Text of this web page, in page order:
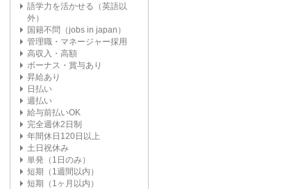
語学力を活かせる（英語以
外）
国籍不問（jobs in japan）
管理職・マネージャー採用
高収入・高額
ボーナス・賞与あり
昇給あり
日払い
週払い
給与前払いOK
完全週休2日制
年間休日120日以上
土日祝休み
単発（1日のみ）
短期（1週間以内）
短期（1ヶ月以内）